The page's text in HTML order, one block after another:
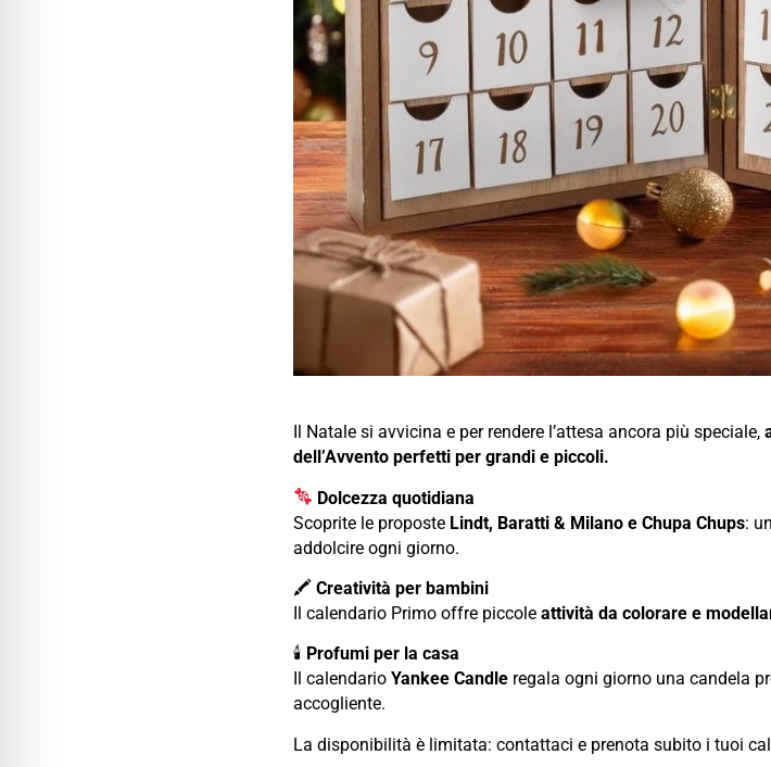
Il Natale si avvicina e per rendere l’attesa ancora più speciale,
dell’Avvento perfetti per grandi e piccoli.
Dolcezza quotidiana
Scoprite le proposte Lindt, Baratti & Milano e Chupa Chups:
addolcire ogni giorno.
🖍Creatività per bambini
Il calendario Primo offre piccoleattività da colorare e
🕯 Profumi per la casa
Il calendarioYankee Candle regala ogni giorno una candela
accogliente.
La disponibilità è limitata: contattaci e prenota subito i tuoi